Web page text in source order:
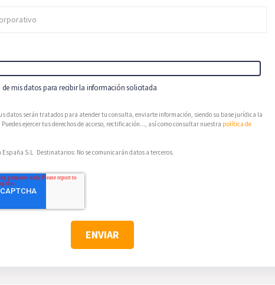
mis datos para recibir la información solicitada
datos serán tratados para atender tu consulta, enviarte información, siendo su base jurídica la
ejercer tus derechos de acceso, rectificación..., así como consultar nuestra política de
España S.L Destinatarios: No se comunicarán datos a terceros.